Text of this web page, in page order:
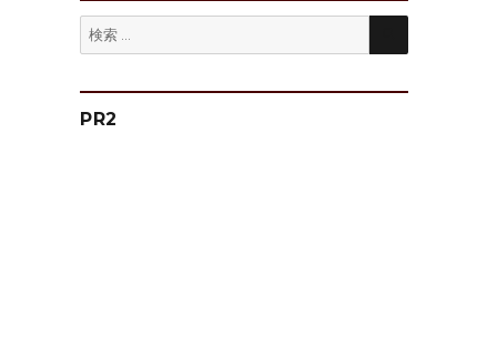
検
索:
検
PR2